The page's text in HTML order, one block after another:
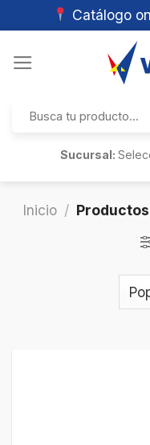
Catálogo
por:
Sucursal:
Inicio /